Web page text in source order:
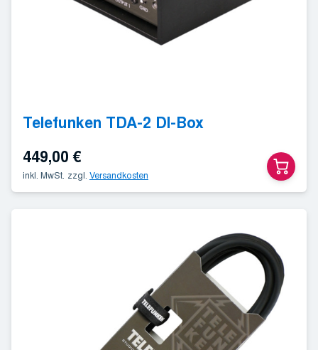
Telefunken TDA-2 DI-Box
449,00 €
inkl. MwSt. zzgl. Versandkosten